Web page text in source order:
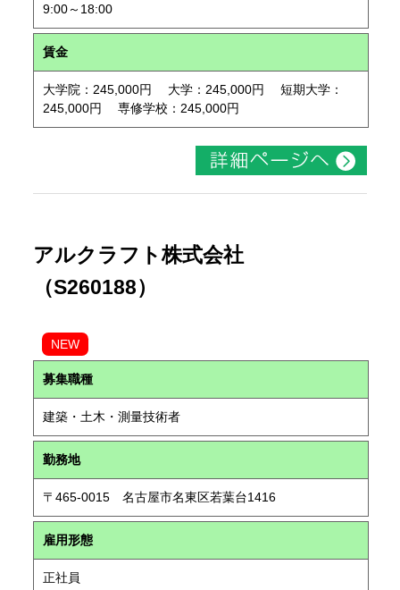
9:00～18:00
賃金
大学院：245,000円 大学：245,000円 短期大学：
245,000円 専修学校：245,000円
アルクラフト株式会社
（S260188）
NEW
募集職種
建築・土木・測量技術者
勤務地
〒465-0015 名古屋市名東区若葉台1416
雇用形態
正社員